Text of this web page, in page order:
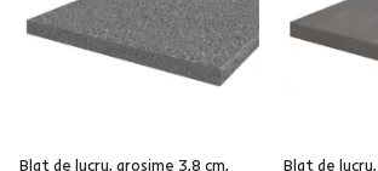
Blat de lucru, grosime 3,8 cm,
Blat de